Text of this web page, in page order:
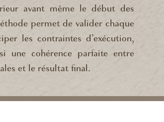
avant même le début des
permet de valider chaque
les contraintes d’exécution,
une cohérence parfaite entre
et le résultat final.